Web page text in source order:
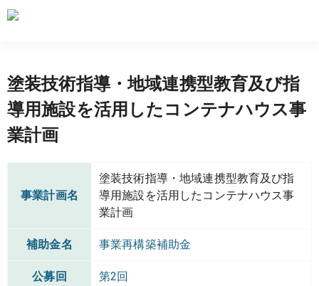
塗装技術指導・地域連携型教育及び指
導用施設を活用したコンテナハウス事
業計画
事業計画名
塗装技術指導・地域連携型教育及び指
導用施設を活用したコンテナハウス事
業計画
補助金名 事業再構築補助金
公募回 第2回